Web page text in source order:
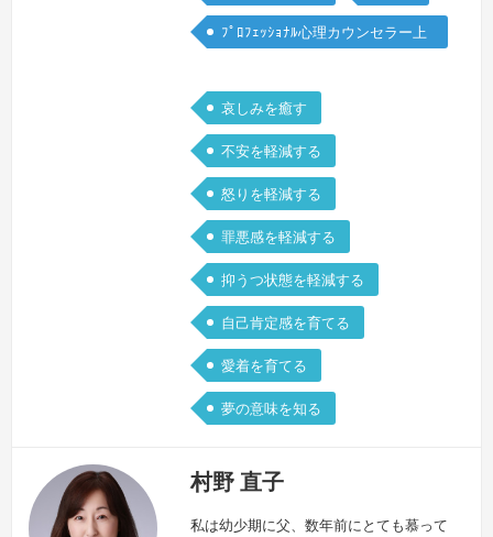
ﾌﾟﾛﾌｪｯｼｮﾅﾙ心理カウンセラー上
哀しみを癒す
不安を軽減する
怒りを軽減する
罪悪感を軽減する
抑うつ状態を軽減する
自己肯定感を育てる
愛着を育てる
夢の意味を知る
村野 直子
私は幼少期に父、数年前にとても慕って